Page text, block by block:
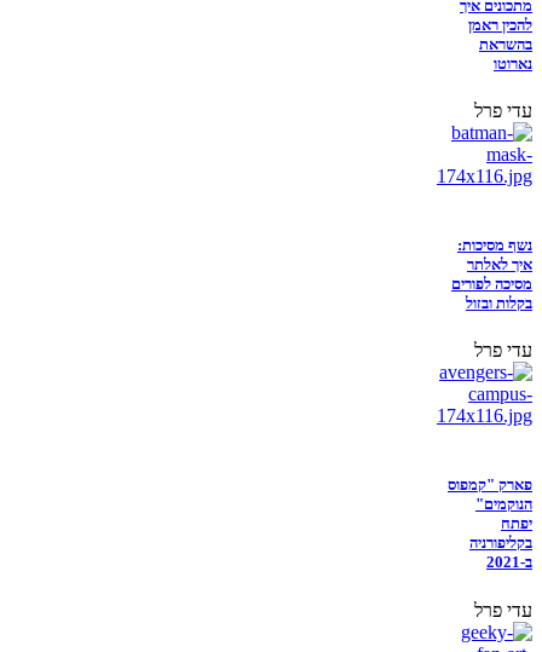
מתכונים איך
להכין ראמן
בהשראת
נארוטו
עדי פרל
נשף מסיכות:
איך לאלתר
מסיכה לפורים
בקלות ובזול
עדי פרל
פארק "קמפוס
הנוקמים"
יפתח
בקליפורניה
ב-2021
עדי פרל